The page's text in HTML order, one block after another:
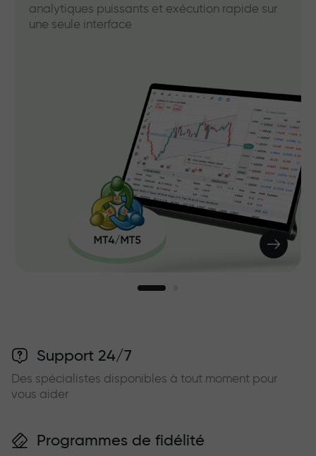
analytiques puissants et exécution rapide sur
une seule interface
Support 24/7
Des spécialistes disponibles à tout moment pour
vous aider
Programmes de fidélité